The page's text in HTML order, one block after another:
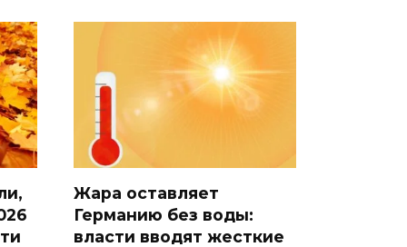
Жара оставляет
Германию без воды:
власти вводят жесткие